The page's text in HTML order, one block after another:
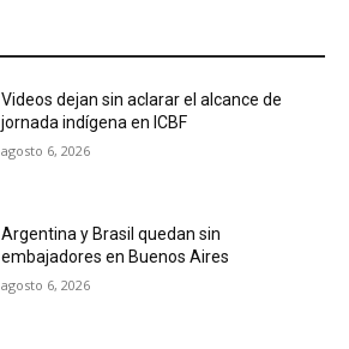
Videos dejan sin aclarar el alcance de
jornada indígena en ICBF
agosto 6, 2026
Argentina y Brasil quedan sin
embajadores en Buenos Aires
agosto 6, 2026